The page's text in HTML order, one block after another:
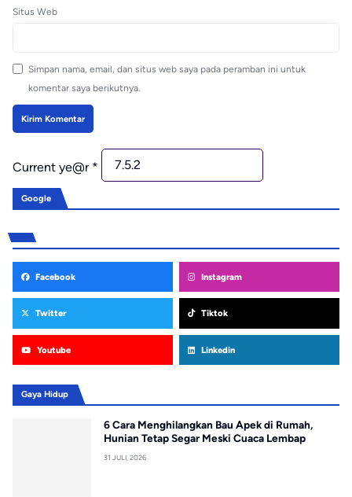
Situs Web
Simpan nama, email, dan situs web saya pada peramban ini untuk
komentar saya berikutnya.
Current ye@r *
Google
Facebook Instagram
Twitter Tiktok
Youtube Linkedin
Gaya Hidup
6 Cara Menghilangkan Bau Apek di Rumah,
Hunian Tetap Segar Meski Cuaca Lembap
31 JULI, 2026